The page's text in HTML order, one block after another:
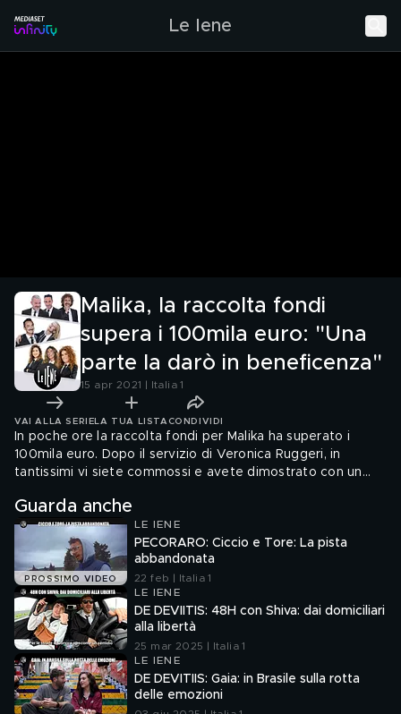
Le Iene
Malika, la raccolta fondi
supera i 100mila euro: "Una
parte la darò in beneficenza"
15 apr 2021 | Italia 1
VAI ALLA SERIE LA TUA LISTA CONDIVIDI
In poche ore la raccolta fondi per Malika ha superato i
100mila euro. Dopo il servizio di Veronica Ruggeri, in
tantissimi vi siete commossi e avete dimostrato con un
anni. È stata cacciata da casa dai genitori ritrovandosi
anche senza vestiti solo perché ama una ragazza
Guarda anche
PROSSIMO VIDEO
LE IENE
PECORARO: Ciccio e Tore: La pista
abbandonata
22 feb | Italia 1
LE IENE
DE DEVIITIS: 48H con Shiva: dai domiciliari
alla libertà
25 mar 2025 | Italia 1
LE IENE
DE DEVITIIS: Gaia: in Brasile sulla rotta
delle emozioni